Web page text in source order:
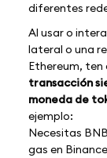
diferentes
Al usar o
lateral o una
Ethereum, ten
transacción
moneda de
ejemplo:
Necesitas
gas en Binance